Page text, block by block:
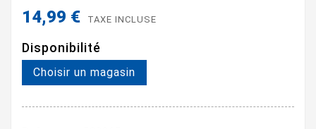
14,99 € TAXE INCLUSE
Disponibilité
Choisir un magasin